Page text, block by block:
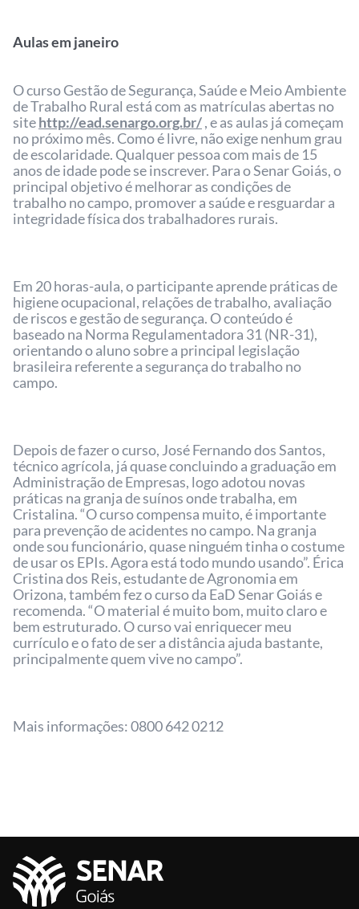
Aulas em janeiro
O curso Gestão de Segurança, Saúde e Meio Ambiente
de Trabalho Rural está com as matrículas abertas no
sitehttp://ead.senargo.org.br/, e as aulas já começam
no próximo mês. Como é livre, não exige nenhum grau
de escolaridade. Qualquer pessoa com mais de 15
anos de idade pode se inscrever. Para o Senar Goiás, o
principal objetivo é melhorar as condições de
trabalho no campo, promover a saúde e resguardar a
integridade física dos trabalhadores rurais.
Em 20 horas-aula, o participante aprende práticas de
higiene ocupacional, relações de trabalho, avaliação
de riscos e gestão de segurança. O conteúdo é
baseado na Norma Regulamentadora 31 (NR-31),
orientando o aluno sobre a principal legislação
brasileira referente a segurança do trabalho no
campo.
Depois de fazer o curso, José Fernando dos Santos,
técnico agrícola, já quase concluindo a graduação em
Administração de Empresas, logo adotou novas
práticas na granja de suínos onde trabalha, em
Cristalina. “O curso compensa muito, é importante
para prevenção de acidentes no campo. Na granja
onde sou funcionário, quase ninguém tinha o costume
de usar os EPIs. Agora está todo mundo usando”. Érica
Cristina dos Reis, estudante de Agronomia em
Orizona, também fez o curso da EaD Senar Goiás e
recomenda. “O material é muito bom, muito claro e
bem estruturado. O curso vai enriquecer meu
currículo e o fato de ser a distância ajuda bastante,
principalmente quem vive no campo”.
Mais informações: 0800 642 0212